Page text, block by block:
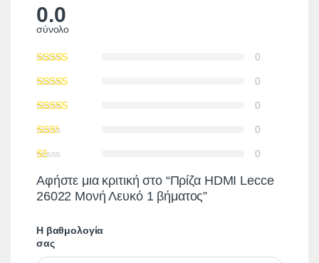
0.0
σύνολο
0
0
0
0
0
Αφήστε μια κριτική στο “Πρίζα HDMI Lecce
26022 Μονή Λευκό 1 βήματος”
Η βαθμολογία
σας